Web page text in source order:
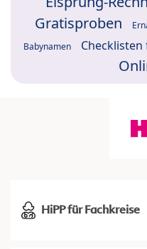
Gratisproben
Babynamen
HiPP für Fachkreise